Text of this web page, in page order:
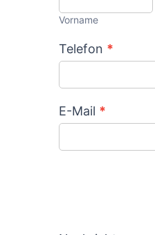
Vorname
Telefon *
E-Mail *